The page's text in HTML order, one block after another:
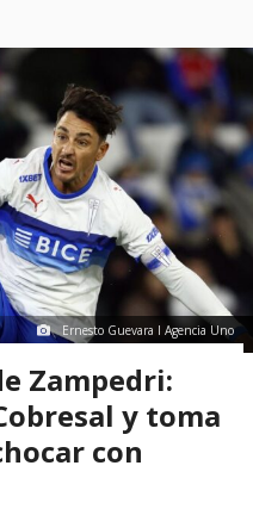
Ernesto Guevara I Agencia Uno
Zampedri:
y toma
con